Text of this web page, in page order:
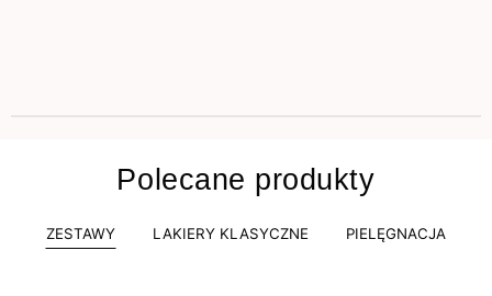
Polecane produkty
ZESTAWY LAKIERY KLASYCZNE PIELĘGNACJA